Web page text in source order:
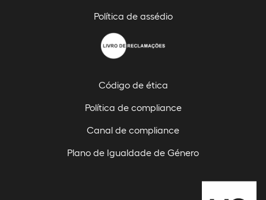
Política de assédio
Código de ética
Política de compliance
Canal de compliance
Plano de Igualdade de Género